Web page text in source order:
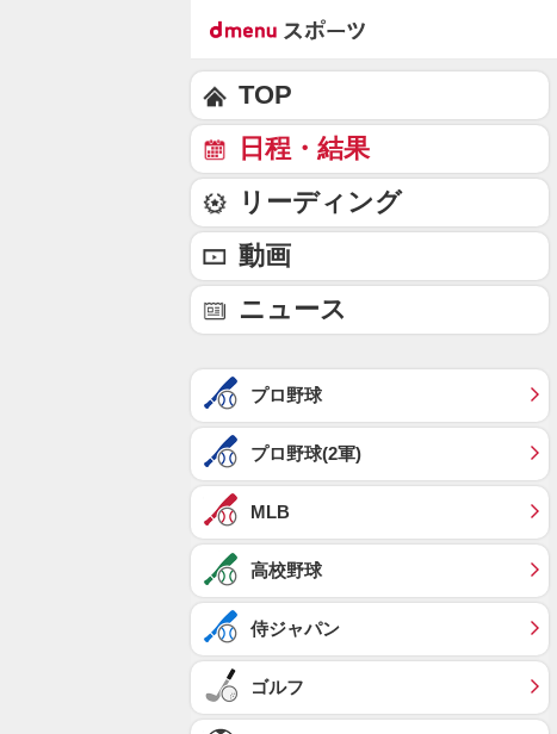
TOP
日程・結果
リーディング
動画
ニュース
プロ野球
プロ野球(2軍)
MLB
高校野球
侍ジャパン
ゴルフ